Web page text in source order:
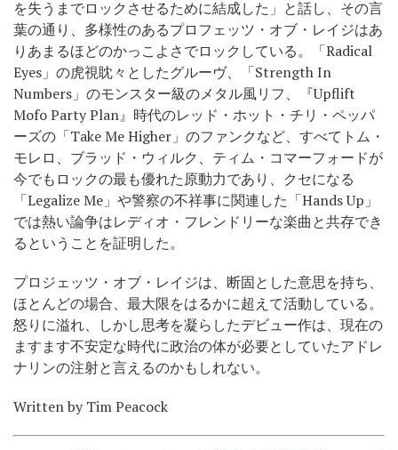
を失うまでロックさせるために結成した」と話し、その言
葉の通り、多様性のあるプロフェッツ・オブ・レイジはあ
りあまるほどのかっこよさでロックしている。「Radical
Eyes」の虎視眈々としたグルーヴ、「Strength In
Numbers」のモンスター級のメタル風リフ、『Upflift
Mofo Party Plan』時代のレッド・ホット・チリ・ペッパ
ーズの「Take Me Higher」のファンクなど、すべてトム・
モレロ、ブラッド・ウィルク、ティム・コマーフォードが
今でもロックの最も優れた原動力であり、クセになる
「Legalize Me」や警察の不祥事に関連した「Hands Up」
では熱い論争はレディオ・フレンドリーな楽曲と共存でき
るということを証明した。
プロジェッツ・オブ・レイジは、断固とした意思を持ち、
ほとんどの場合、最大限をはるかに超えて活動している。
怒りに溢れ、しかし思考を凝らしたデビュー作は、現在の
ますます不安定な時代に政治の体が必要としていたアドレ
ナリンの注射と言えるのかもしれない。
Written by Tim Peacock